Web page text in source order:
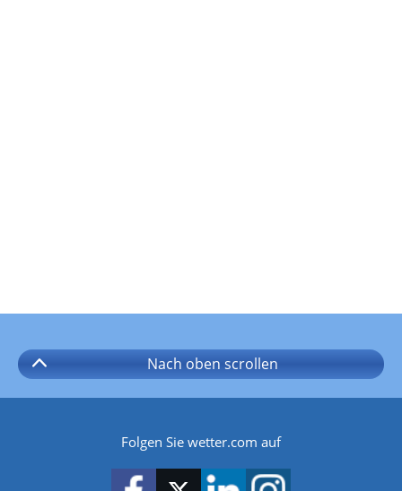
Nach oben scrollen
Folgen Sie wetter.com auf